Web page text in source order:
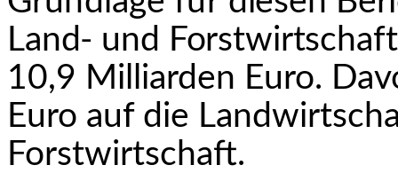
Land- und
10,9 Milliarden Euro.
Euro auf die
Forstwirtschaft.